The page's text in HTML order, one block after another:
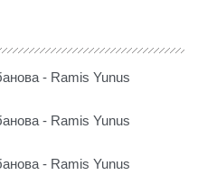
- Ramis Yunus
- Ramis Yunus
- Ramis Yunus